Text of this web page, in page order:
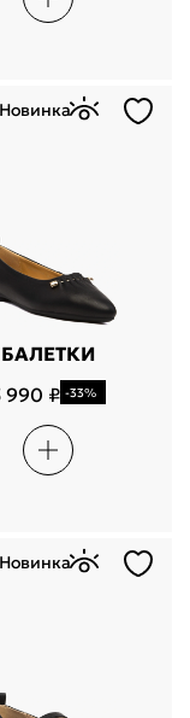
БАЛЕТКИ
990 ₽ -33%
Новинка
Новинка